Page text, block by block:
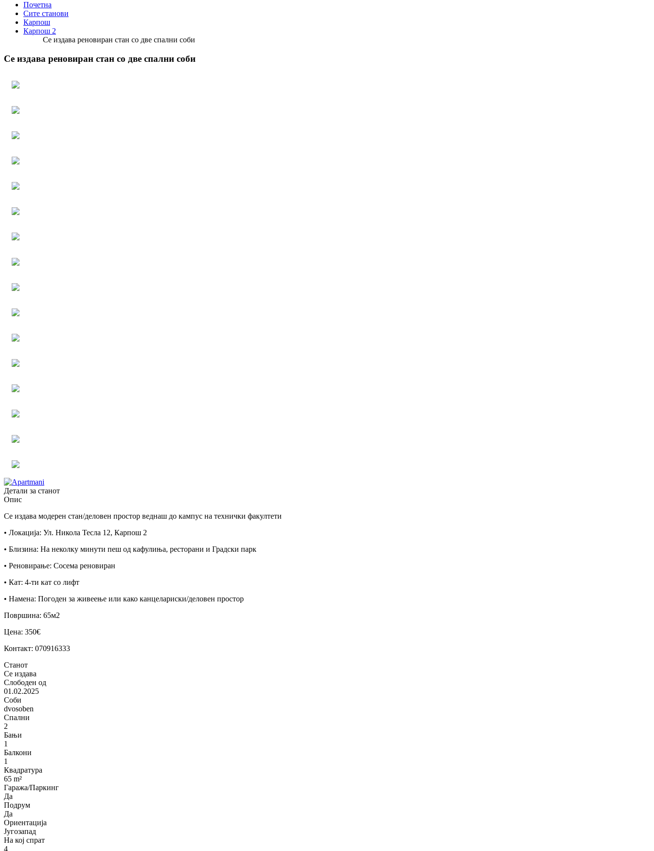
Почетна
Сите станови
Карпош
Карпош 2
Се издава реновиран стан со две спални соби
Се издава реновиран стан со две спални соби
Детали за станот
Опис
Се издава модерен стан/деловен простор веднаш до кампус на технички факултети
• Локација: Ул. Никола Тесла 12, Карпош 2
• Близина: На неколку минути пеш од кафулиња, ресторани и Градски парк
• Реновирање: Сосема реновиран
• Кат: 4-ти кат со лифт
• Намена: Погоден за живеење или како канцелариски/деловен простор
Површина: 65м2
Цена: 350€
Контакт: 070916333
Станот
Се издава
Слободен од
01.02.2025
Соби
dvosoben
Спални
2
Бањи
1
Балкони
1
Квадратура
65 m²
Гаража/Паркинг
Да
Подрум
Да
Ориентација
Југозапад
На кој спрат
4